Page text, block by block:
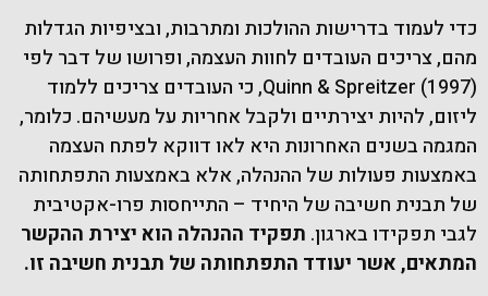
כדי לעמוד בדרישות ההולכות ומתרבות, ובציפיות הגדלות
מהם, צריכים העובדים לחוות העצמה, ופרושו של דבר לפי
Quinn & Spreitzer (1997), כי העובדים צריכים ללמוד
ליזום, להיות יצירתיים ולקבל אחריות על מעשיהם. כלומר,
המגמה בשנים האחרונות היא לאו דווקא לפתח העצמה
באמצעות פעולות של ההנהלה, אלא באמצעות התפתחותה
של תבנית חשיבה של היחיד – התייחסות פרו-אקטיבית
לגבי תפקידו בארגון. תפקיד ההנהלה הוא יצירת ההקשר
המתאים, אשר יעודד התפתחותה של תבנית חשיבה זו.